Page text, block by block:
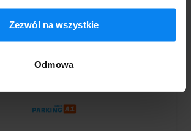
z zasadami obowiązującymi w
w każdej chwili mogą Państwo
Aby uzyskać szczegółowe
Zezwól na wszystkie
Odmowa